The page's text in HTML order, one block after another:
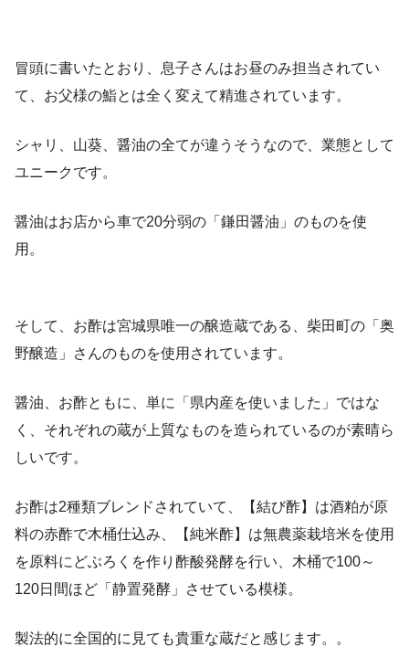
冒頭に書いたとおり、息子さんはお昼のみ担当されてい
て、お父様の鮨とは全く変えて精進されています。
シャリ、山葵、醤油の全てが違うそうなので、業態として
ユニークです。
醤油はお店から車で20分弱の「鎌田醤油」のものを使
用。
そして、お酢は宮城県唯一の醸造蔵である、柴田町の「奥
野醸造」さんのものを使用されています。
醤油、お酢ともに、単に「県内産を使いました」ではな
く、それぞれの蔵が上質なものを造られているのが素晴ら
しいです。
お酢は2種類ブレンドされていて、【結び酢】は酒粕が原
料の赤酢で木桶仕込み、【純米酢】は無農薬栽培米を使用
を原料にどぶろくを作り酢酸発酵を行い、木桶で100～
120日間ほど「静置発酵」させている模様。
製法的に全国的に見ても貴重な蔵だと感じます。。